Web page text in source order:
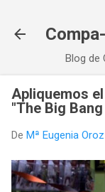
Blog de
Apliquemos
"The Big
De Mª Eugenia Oroz